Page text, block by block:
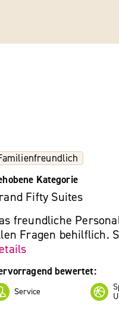
Kategorie
Fifty Suites
freundliche
Fragen behilflich.
bewertet:
Service